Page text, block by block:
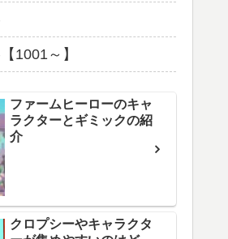
1001～】
ファームヒーローのキャ
ラクターとギミックの紹
介
クロプシーやキャラクタ